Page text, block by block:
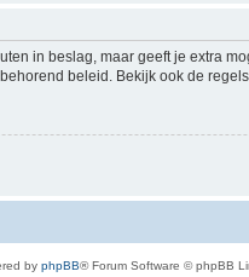
in beslag, maar geeft je extra
beleid. Bekijk ook de
by phpBB® Forum Software © phpBB